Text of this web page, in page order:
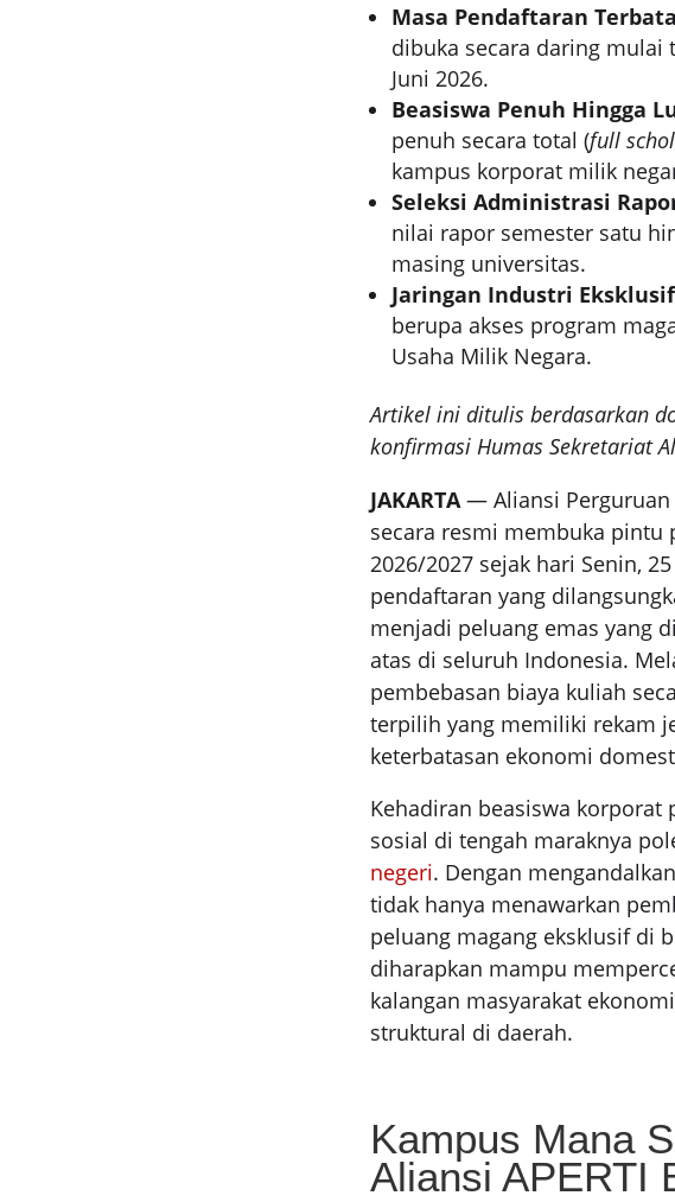
Masa Pendaftaran
dibuka secara daring mulai
Juni 2026.
Beasiswa Penuh Hingga
penuh secara total (full
kampus korporat milik
Seleksi Administrasi
nilai rapor semester satu
masing universitas.
Jaringan Industri
berupa akses program
Usaha Milik Negara.
Artikel ini ditulis berdasarkan
konfirmasi Humas Sekretariat
JAKARTA — Aliansi Perguruan
secara resmi membuka pintu
2026/2027 sejak hari Senin,
pendaftaran yang
menjadi peluang emas yang
atas di seluruh Indonesia.
pembebasan biaya kuliah
terpilih yang memiliki rekam
keterbatasan ekonomi
Kehadiran beasiswa
sosial di tengah maraknya
negeri. Dengan
tidak hanya menawarkan
peluang magang eksklusif di
diharapkan mampu
kalangan masyarakat
struktural di daerah.
Kampus Mana
Aliansi APERTI